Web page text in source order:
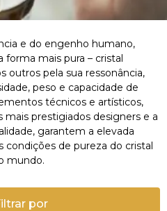
e do engenho humano,
forma mais pura – cristal
outros pela sua ressonância,
peso e capacidade de
técnicos e artísticos,
mais prestigiados designers e a
garantem a elevada
condições de pureza do cristal
mundo.
por